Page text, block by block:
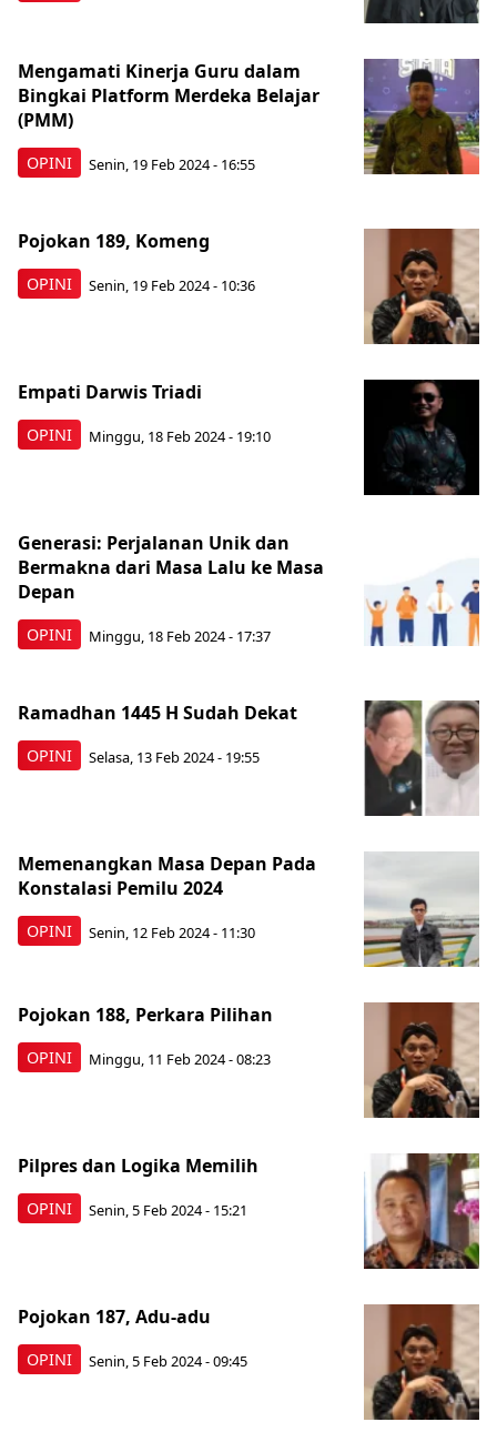
OPINI
Mengamati Kinerja Guru dalam
Bingkai Platform Merdeka Belajar
(PMM)
Senin, 19 Feb 2024 - 16:55
OPINI
Pojokan 189, Komeng
Senin, 19 Feb 2024 - 10:36
OPINI
Empati Darwis Triadi
Minggu, 18 Feb 2024 - 19:10
OPINI
Generasi: Perjalanan Unik dan
Bermakna dari Masa Lalu ke Masa
Depan
Minggu, 18 Feb 2024 - 17:37
OPINI
Ramadhan 1445 H Sudah Dekat
Selasa, 13 Feb 2024 - 19:55
OPINI
Memenangkan Masa Depan Pada
Konstalasi Pemilu 2024
Senin, 12 Feb 2024 - 11:30
OPINI
Pojokan 188, Perkara Pilihan
Minggu, 11 Feb 2024 - 08:23
OPINI
Pilpres dan Logika Memilih
Senin, 5 Feb 2024 - 15:21
OPINI
Pojokan 187, Adu-adu
Senin, 5 Feb 2024 - 09:45